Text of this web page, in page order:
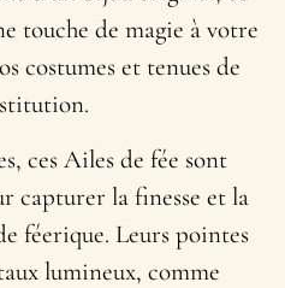
touche de magie à votre
costumes et tenues de
ces Ailes de fée sont
capturer la finesse et la
féerique. Leurs pointes
lumineux, comme